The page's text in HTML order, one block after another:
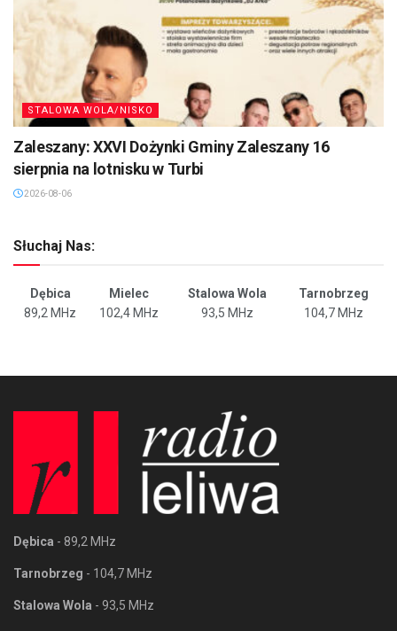
STALOWA WOLA/NISKO
Zaleszany: XXVI Dożynki Gminy Zaleszany 16
sierpnia na lotnisku w Turbi
2026-08-06
Słuchaj Nas:
Dębica Mielec Stalowa Wola
Tarnobrzeg
89,2 MHz
102,4 MHz 93,5 MHz 104,7 MHz
Dębica - 89,2 MHz
Tarnobrzeg - 104,7 MHz
Stalowa Wola - 93,5 MHz